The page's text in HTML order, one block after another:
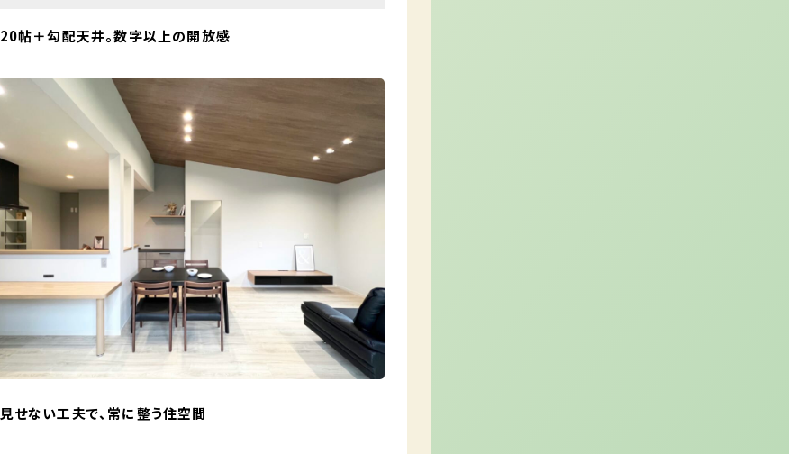
20帖＋勾配天井。数字以上の開放感
見せない工夫で、常に整う住空間